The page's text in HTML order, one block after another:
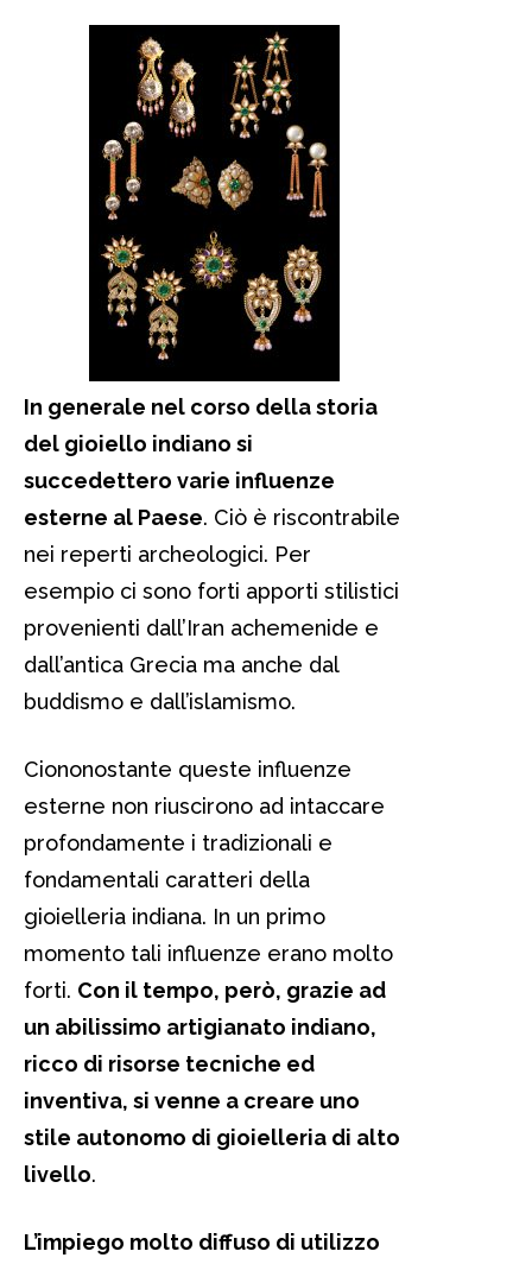
In generale nel corso della storia
del gioiello indiano si
succedettero varie influenze
esterne al Paese. Ciò è riscontrabile
nei reperti archeologici. Per
esempio ci sono forti apporti stilistici
provenienti dall’Iran achemenide e
dall’antica Grecia ma anche dal
buddismo e dall’islamismo.
Ciononostante queste influenze
esterne non riuscirono ad intaccare
profondamente i tradizionali e
fondamentali caratteri della
gioielleria indiana. In un primo
momento tali influenze erano molto
forti. Con il tempo, però, grazie ad
un abilissimo artigianato indiano,
ricco di risorse tecniche ed
inventiva, si venne a creare uno
stile autonomo di gioielleria di alto
livello.
L’impiego molto diffuso di utilizzo